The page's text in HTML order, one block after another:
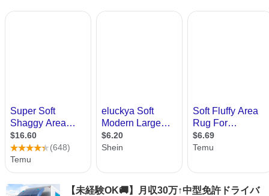
【未経験OK🚚】月収30万↑中型免許ドライバ